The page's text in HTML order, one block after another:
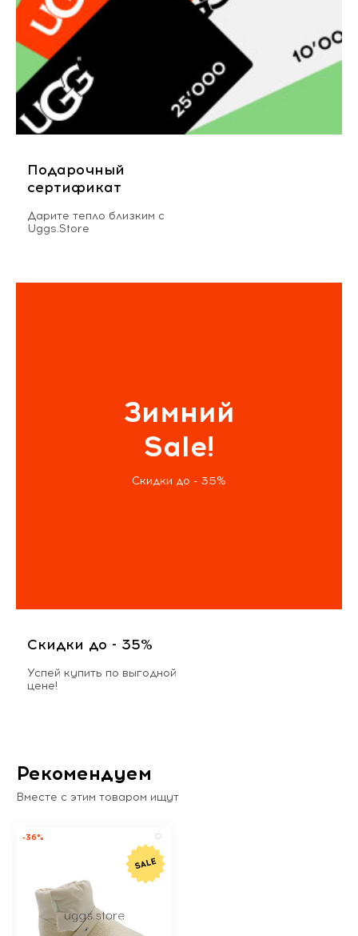
Подарочный
сертификат
Дарите тепло близким с
Uggs.Store
Зимний
Sale!
Скидки до - 35%
Скидки до - 35%
Успей купить по выгодной
цене!
Рекомендуем
Вместе с этим товаром ищут
-36%